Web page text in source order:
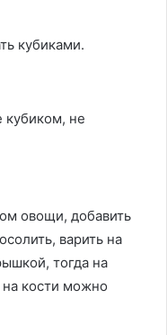
кубиками.
кубиком, не
овощи, добавить
варить на
тогда на
кости можно